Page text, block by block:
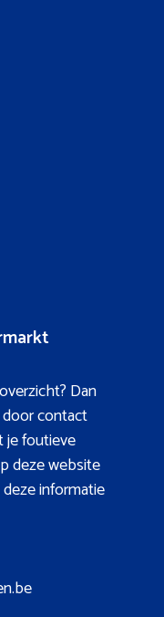
Dan
contact
je foutieve
deze website
informatie